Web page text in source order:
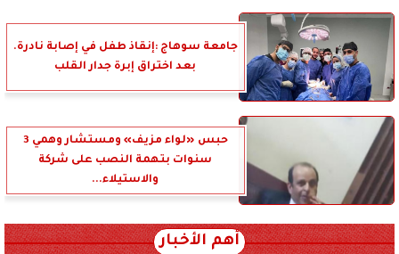
جامعة سوهاج :إنقاذ طفل في إصابة نادرة.
بعد اختراق إبرة جدار القلب
حبس «لواء مزيف» ومستشار وهمي 3
سنوات بتهمة النصب على شركة
والاستيلاء...
أهم الأخبار